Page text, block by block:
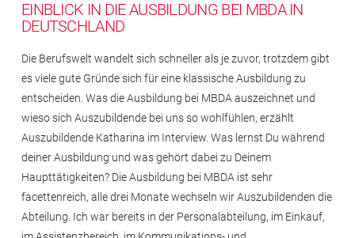
EINBLICK IN DIE AUSBILDUNG BEI MBDA IN
DEUTSCHLAND
Die Berufswelt wandelt sich schneller als je zuvor, trotzdem gibt
es viele gute Gründe sich für eine klassische Ausbildung zu
entscheiden. Was die Ausbildung bei MBDA auszeichnet und
wieso sich Auszubildende bei uns so wohlfühlen, erzählt
Auszubildende Katharina im Interview. Was lernst Du während
deiner Ausbildung und was gehört dabei zu Deinem
Haupttätigkeiten? Die Ausbildung bei MBDA ist sehr
facettenreich, alle drei Monate wechseln wir Auszubildenden die
Abteilung. Ich war bereits in der Personalabteilung, im Einkauf,